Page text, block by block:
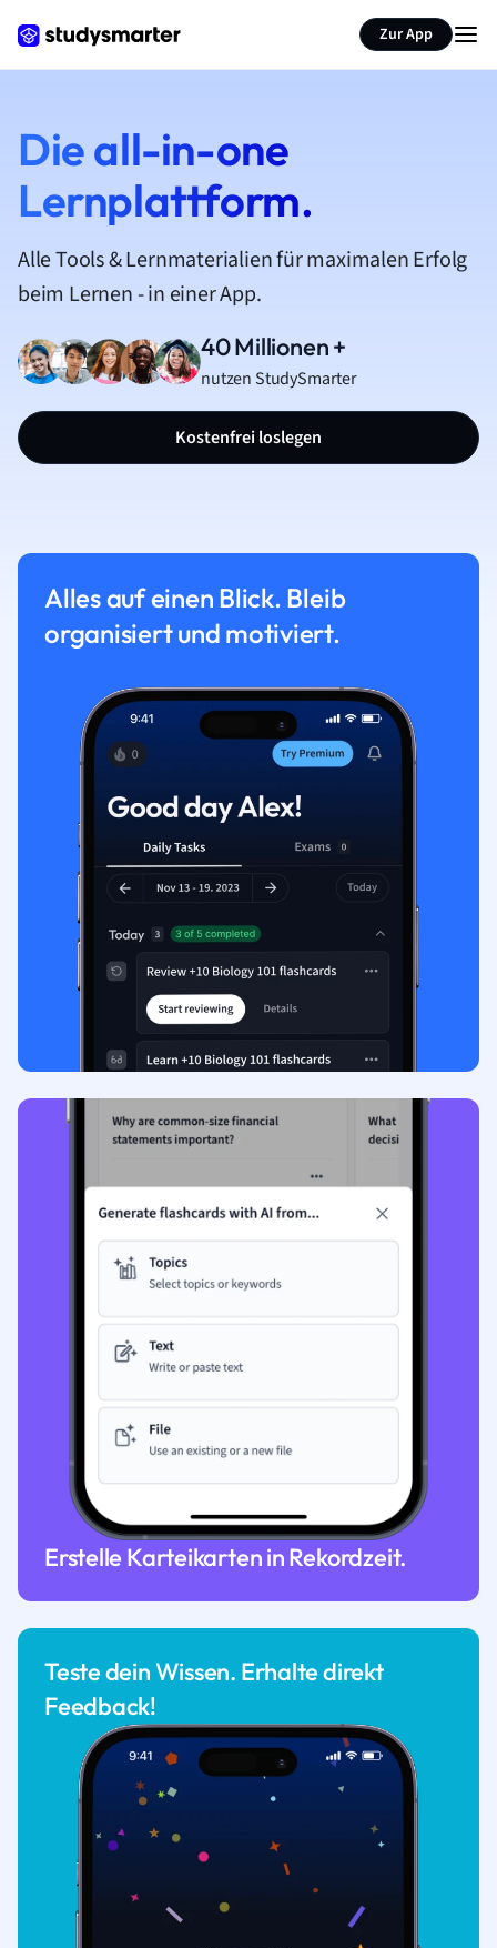
Zur App
Die all-in-one
Lernplattform.
Alle Tools & Lernmaterialien für maximalen Erfolg
beim Lernen - in einer App.
40 Millionen +
nutzen StudySmarter
Kostenfrei loslegen
Alles auf einen Blick. Bleib
organisiert und motiviert.
Erstelle Karteikarten in Rekordzeit.
Teste dein Wissen. Erhalte direkt
Feedback!